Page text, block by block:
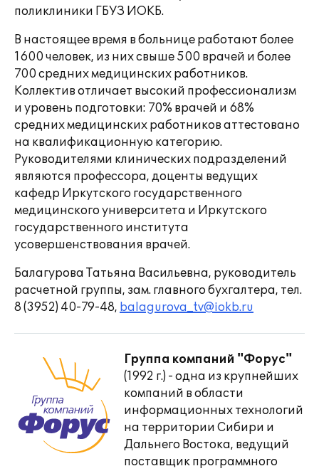
поликлиники ГБУЗ ИОКБ.
В настоящее время в больнице работают более
1600 человек, из них свыше 500 врачей и более
700 средних медицинских работников.
Коллектив отличает высокий профессионализм
и уровень подготовки: 70% врачей и 68%
средних медицинских работников аттестовано
на квалификационную категорию.
Руководителями клинических подразделений
являются профессора, доценты ведущих
кафедр Иркутского государственного
медицинского университета и Иркутского
государственного института
усовершенствования врачей.
Балагурова Татьяна Васильевна, руководитель
расчетной группы, зам. главного бухгалтера, тел.
8 (3952) 40-79-48, balagurova_tv@iokb.ru
Группа компаний "Форус"
(1992 г.) - одна из крупнейших
компаний в области
информационных технологий
на территории Сибири и
Дальнего Востока, ведущий
поставщик программного